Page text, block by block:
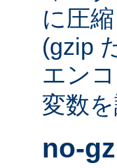
に圧
(gzip
エン
変数を
no-